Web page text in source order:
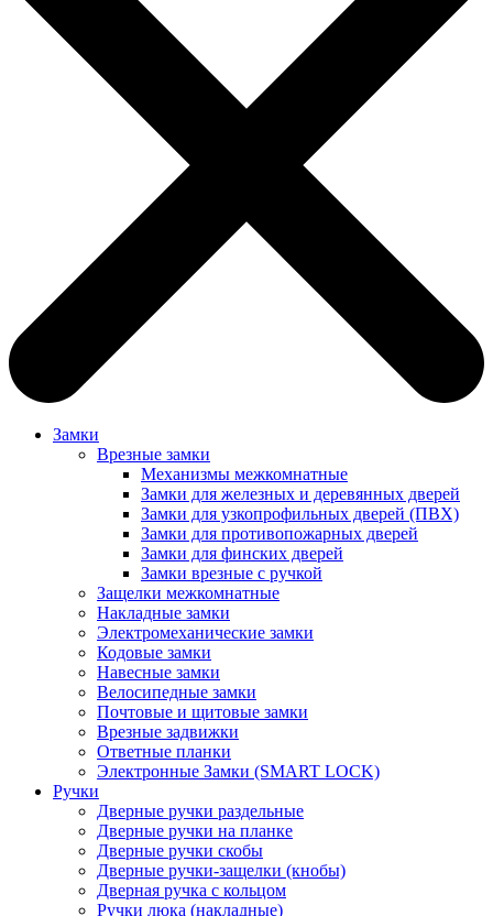
Замки
Врезные замки
Механизмы межкомнатные
Замки для железных и деревянных дверей
Замки для узкопрофильных дверей (ПВХ)
Замки для противопожарных дверей
Замки для финских дверей
Замки врезные с ручкой
Защелки межкомнатные
Накладные замки
Электромеханические замки
Кодовые замки
Навесные замки
Велосипедные замки
Почтовые и щитовые замки
Врезные задвижки
Ответные планки
Электронные Замки (SMART LOCK)
Ручки
Дверные ручки раздельные
Дверные ручки на планке
Дверные ручки скобы
Дверные ручки-защелки (кнобы)
Дверная ручка с кольцом
Ручки люка (накладные)